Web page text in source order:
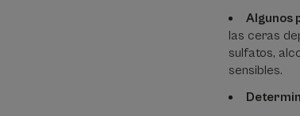
Algunos
las ceras
sulfatos,
sensibles.